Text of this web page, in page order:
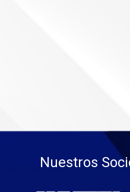
Nuestros